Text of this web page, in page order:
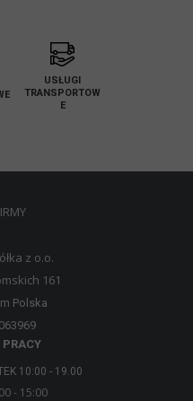
USŁUGI
TRANSPORTOW
E
- 15:00
10:00 - 19.00
z o.o.
161
Polska